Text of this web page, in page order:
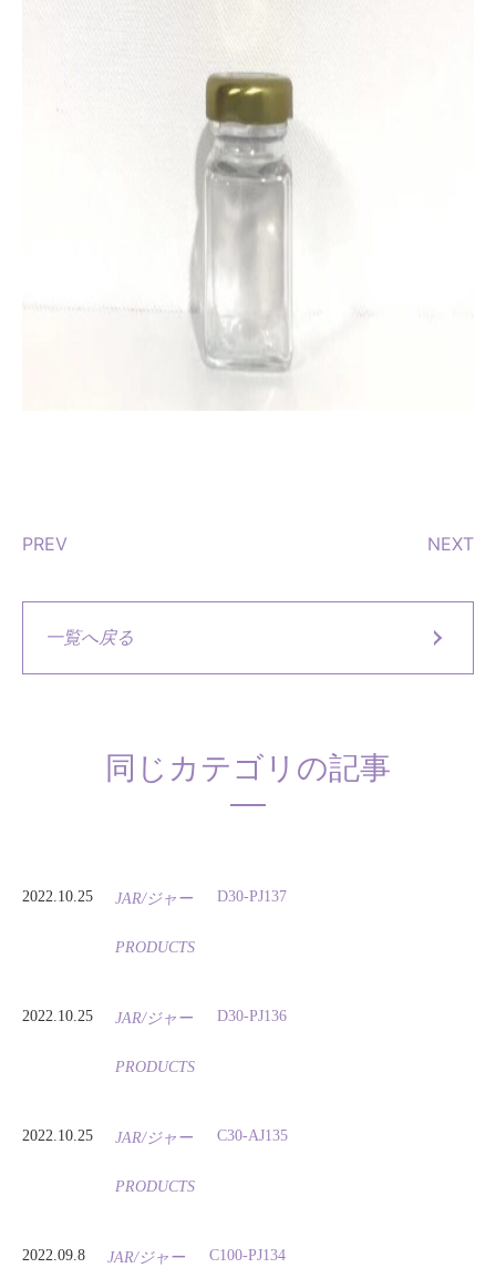
PREV NEXT
一覧へ戻る
同じカテゴリの記事
2022.10.25 JAR/ジャー
PRODUCTS
D30-PJ137
2022.10.25 JAR/ジャー
PRODUCTS
D30-PJ136
2022.10.25 JAR/ジャー
PRODUCTS
C30-AJ135
2022.09.8 JAR/ジャー C100-PJ134